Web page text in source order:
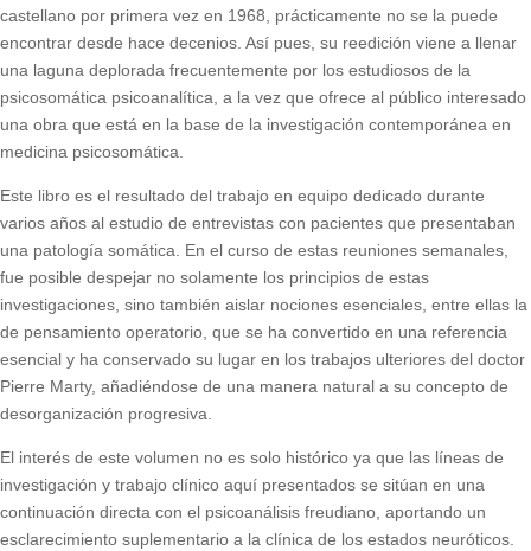
castellano por primera vez en 1968, prácticamente no se la puede
encontrar desde hace decenios. Así pues, su reedición viene a llenar
una laguna deplorada frecuentemente por los estudiosos de la
psicosomática psicoanalítica, a la vez que ofrece al público interesado
una obra que está en la base de la investigación contemporánea en
medicina psicosomática.
Este libro es el resultado del trabajo en equipo dedicado durante
varios años al estudio de entrevistas con pacientes que presentaban
una patología somática. En el curso de estas reuniones semanales,
fue posible despejar no solamente los principios de estas
investigaciones, sino también aislar nociones esenciales, entre ellas la
de pensamiento operatorio, que se ha convertido en una referencia
esencial y ha conservado su lugar en los trabajos ulteriores del doctor
Pierre Marty, añadiéndose de una manera natural a su concepto de
desorganización progresiva.
El interés de este volumen no es solo histórico ya que las líneas de
investigación y trabajo clínico aquí presentados se sitúan en una
continuación directa con el psicoanálisis freudiano, aportando un
esclarecimiento suplementario a la clínica de los estados neuróticos.